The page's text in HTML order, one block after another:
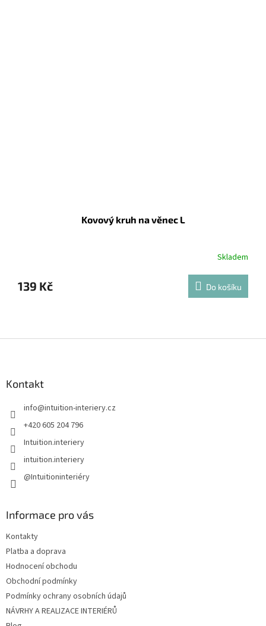
Kovový kruh na věnec L
Skladem
139 Kč Do košíku
Kontakt
info@intuition-interiery.cz
+420 605 204 796
Intuition.interiery
intuition.interiery
@Intuitioninteriéry
Informace pro vás
Kontakty
Platba a doprava
Hodnocení obchodu
Obchodní podmínky
Podmínky ochrany osobních údajů
NÁVRHY A REALIZACE INTERIÉRŮ